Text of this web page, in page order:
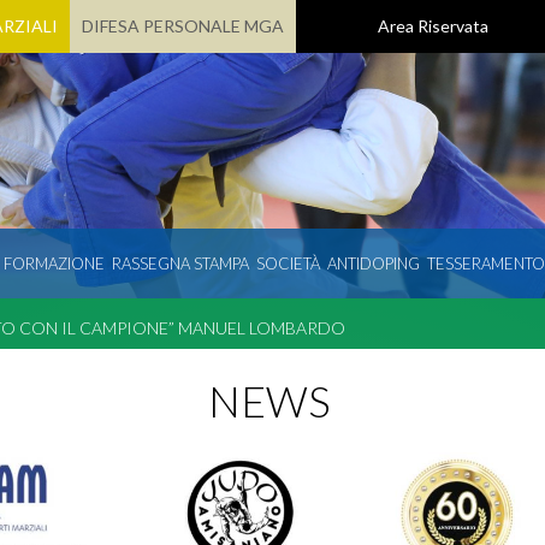
DIFESA PERSONALE MGA Area Riservata
RASSEGNA STAMPA SOCIETÀ ANTIDOPING TESSERAMENTO
CON IL CAMPIONE” MANUEL LOMBARDO
NEWS